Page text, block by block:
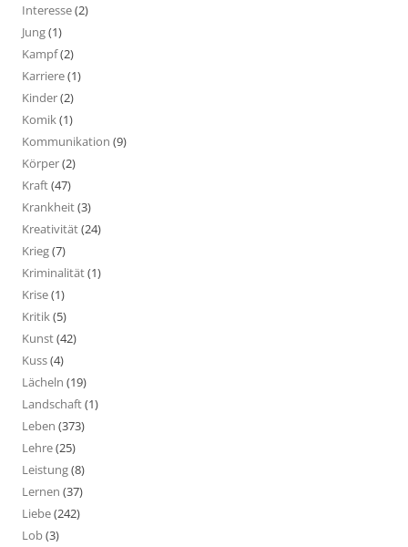
Interesse(2)
Jung(1)
Kampf(2)
Karriere(1)
Kinder(2)
Komik(1)
Kommunikation (9)
Körper(2)
Kraft(47)
Krankheit(3)
Kreativität(24)
Krieg(7)
Kriminalität(1)
Krise(1)
Kritik(5)
Kunst(42)
Kuss(4)
Lächeln (19)
Landschaft(1)
Leben (373)
Lehre(25)
Leistung(8)
Lernen (37)
Liebe(242)
Lob(3)